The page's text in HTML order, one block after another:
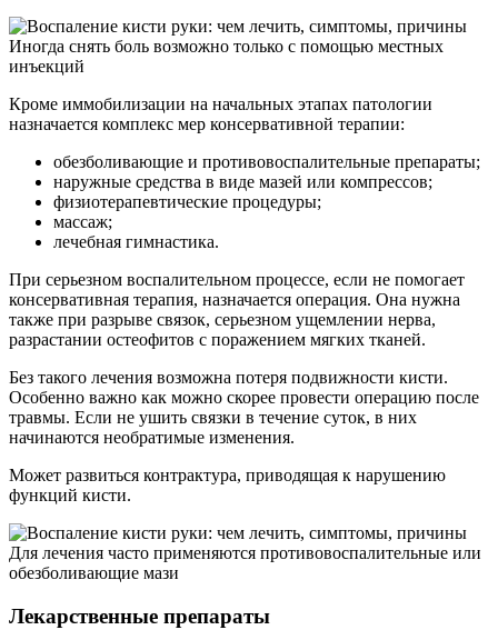
Иногда снять боль возможно только с помощью местных
инъекций
Кроме иммобилизации на начальных этапах патологии
назначается комплекс мер консервативной терапии:
обезболивающие и противовоспалительные препараты;
наружные средства в виде мазей или компрессов;
физиотерапевтические процедуры;
массаж;
лечебная гимнастика.
При серьезном воспалительном процессе, если не помогает
консервативная терапия, назначается операция. Она нужна
также при разрыве связок, серьезном ущемлении нерва,
разрастании остеофитов с поражением мягких тканей.
Без такого лечения возможна потеря подвижности кисти.
Особенно важно как можно скорее провести операцию после
травмы. Если не ушить связки в течение суток, в них
начинаются необратимые изменения.
Может развиться контрактура, приводящая к нарушению
функций кисти.
Для лечения часто применяются противовоспалительные или
обезболивающие мази
Лекарственные препараты